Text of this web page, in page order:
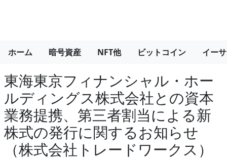
ホーム 暗号資産 NFT他 ビットコイン イー
東海東京フィナンシャル・ホー
ルディングス株式会社との資本
業務提携、第三者割当による新
株式の発行に関するお知らせ
（株式会社トレードワークス）